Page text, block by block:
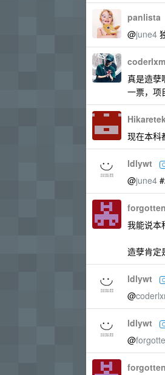
panlista
@june4
coderlxm
真是造孽
一票，项
现在本科
ldlywt
@june4
我能说本
造孽肯定
ldlywt
@
ldlywt
@